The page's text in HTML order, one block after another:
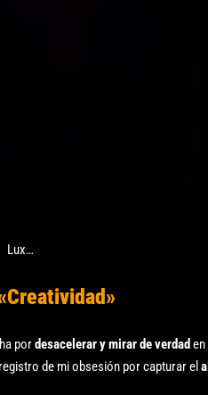
Lux…
pordesacelerar y mirar de verdad en
de mi obsesión por capturar el